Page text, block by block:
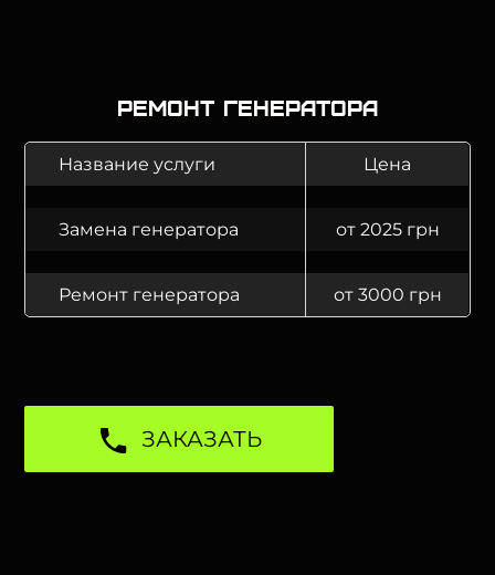
Ремонт генератора
Название услуги Цена
Замена генератора от 2025 грн
Ремонт генератора от 3000 грн
ЗАКАЗАТЬ